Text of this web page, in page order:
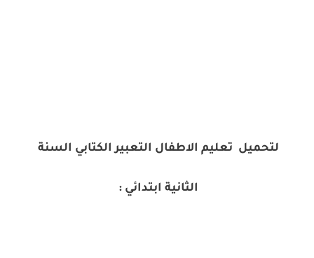
لتحميل تعليم الاطفال التعبير الكتابي السنة
الثانية ابتدائي :